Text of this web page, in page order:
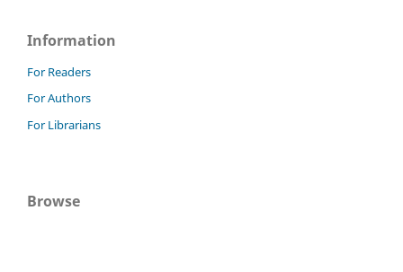
Information
For Readers
For Authors
For Librarians
Browse